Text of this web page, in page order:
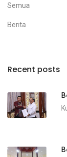
Semua
Berita
Recent posts